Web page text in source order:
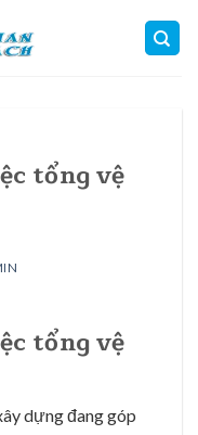
tổng vệ
tổng vệ
dựng đang góp